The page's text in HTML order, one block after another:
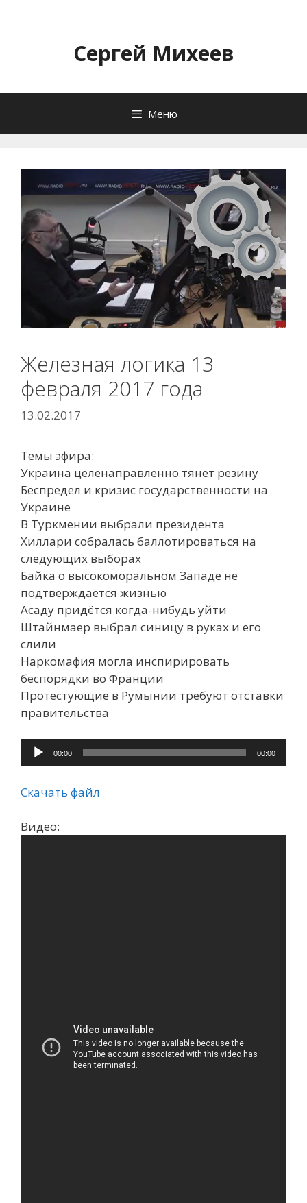
содержимомуСергей Михеев
Меню
Железная логика 13
февраля 2017 года
13.02.2017
Темы эфира:
Украина целенаправленно тянет резину
Беспредел и кризис государственности на
Украине
В Туркмении выбрали президента
Хиллари собралась баллотироваться на
следующих выборах
Байка о высокоморальном Западе не
подтверждается жизнью
Асаду придётся когда-нибудь уйти
Штайнмаер выбрал синицу в руках и его
слили
Наркомафия могла инспирировать
беспорядки во Франции
Протестующие в Румынии требуют отставки
правительства
Аудиоплеер
00:00 00:00
Скачать файл
Видео: